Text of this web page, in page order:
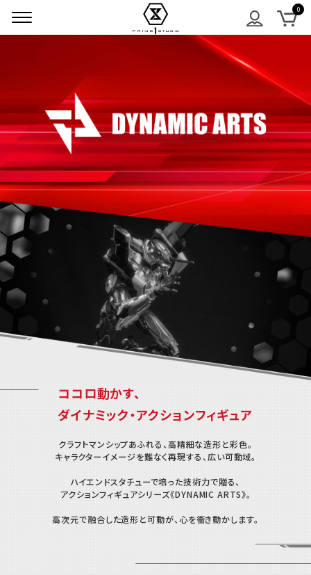
ココロ動かす、
ダイナミック・アクションフィギュア
クラフトマンシップあふれる、高精細な造形と彩色。
キャラクターイメージを難なく再現する、広い可動域。
ハイエンドスタチューで培った技術力で贈る、
アクションフィギュアシリーズ《DYNAMIC ARTS》。
高次元で融合した造形と可動が、心を衝き動かします。